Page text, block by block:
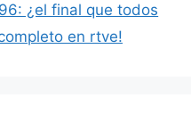
¿el final que todos
en rtve!